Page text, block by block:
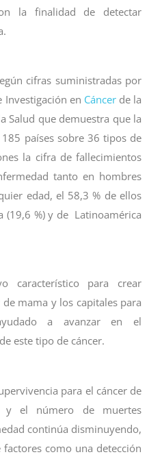
la finalidad de detectar
cifras suministradas por
Investigación en Cáncer de la
Salud que demuestra que la
países sobre 36 tipos de
la cifra de fallecimientos
tanto en hombres
edad, el 58,3 % de ellos
(19,6 %) y de Latinoamérica
característico para crear
mama y los capitales para
a avanzar en el
este tipo de cáncer.
para el cáncer de
y el número de muertes
continúa disminuyendo,
como una detección